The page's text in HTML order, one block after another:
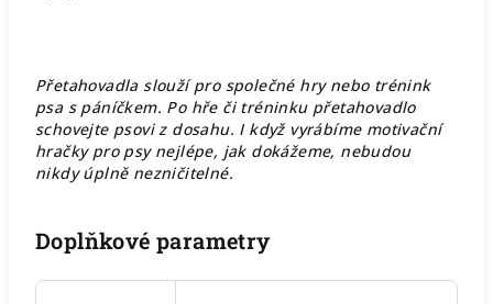
Přetahovadla slouží pro společné hry nebo trénink
psa s páníčkem. Po hře či tréninku přetahovadlo
schovejte psovi z dosahu. I když vyrábíme motivační
hračky pro psy nejlépe, jak dokážeme, nebudou
nikdy úplně nezničitelné.
Doplňkové parametry